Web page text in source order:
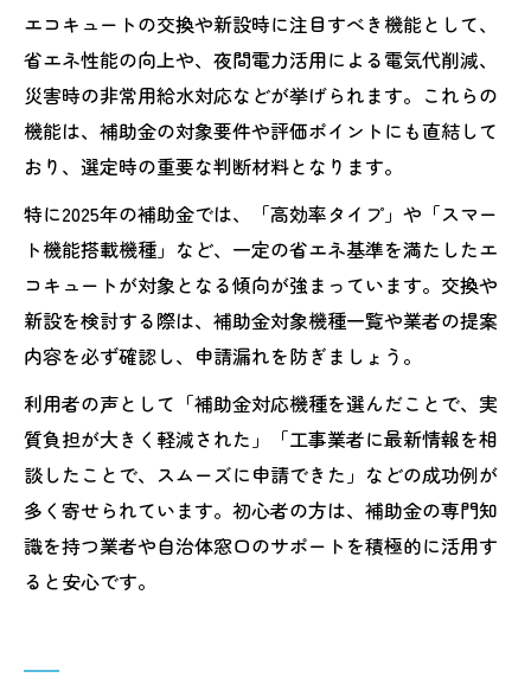
エコキュートの交換や新設時に注目すべき機能として、
省エネ性能の向上や、夜間電力活用による電気代削減、
災害時の非常用給水対応などが挙げられます。これらの
機能は、補助金の対象要件や評価ポイントにも直結して
おり、選定時の重要な判断材料となります。
特に2025年の補助金では、「高効率タイプ」や「スマー
ト機能搭載機種」など、一定の省エネ基準を満たしたエ
コキュートが対象となる傾向が強まっています。交換や
新設を検討する際は、補助金対象機種一覧や業者の提案
内容を必ず確認し、申請漏れを防ぎましょう。
利用者の声として「補助金対応機種を選んだことで、実
質負担が大きく軽減された」「工事業者に最新情報を相
談したことで、スムーズに申請できた」などの成功例が
多く寄せられています。初心者の方は、補助金の専門知
識を持つ業者や自治体窓口のサポートを積極的に活用す
ると安心です。